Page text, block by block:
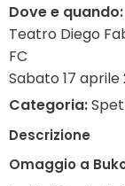
Dove e quando:
Teatro Diego
FC
Sabato 17 aprile
Categoria:
Descrizione
Omaggio a